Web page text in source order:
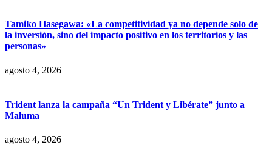
Tamiko Hasegawa: «La competitividad ya no depende solo de
la inversión, sino del impacto positivo en los territorios y las
personas»
agosto 4, 2026
Trident lanza la campaña “Un Trident y Libérate” junto a
Maluma
agosto 4, 2026